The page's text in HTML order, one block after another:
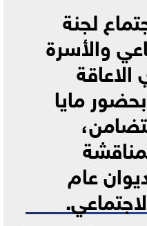
لجنة
والأسرة
مايا
عام